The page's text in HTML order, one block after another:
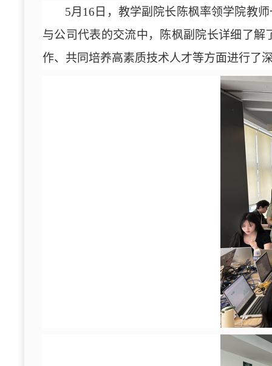
5月16日，教学副院长陈枫率领学院教
与公司代表的交流中，
陈枫副院长详细了解
作、共同培养高素质技术人才等方面进行了